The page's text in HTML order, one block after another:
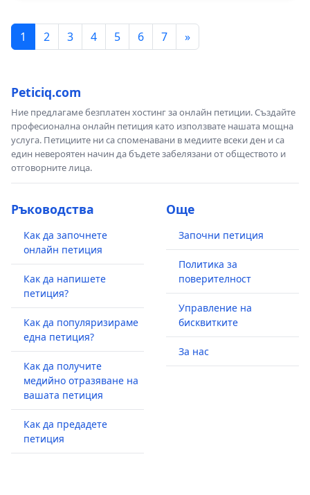
1 2 3 4 5 6 7 »
Peticiq.com
Ние предлагаме безплатен хостинг за онлайн петиции. Създайте
професионална онлайн петиция като използвате нашата мощна
услуга. Петициите ни са споменавани в медиите всеки ден и са
един невероятен начин да бъдете забелязани от обществото и
отговорните лица.
Ръководства
Как да започнете
онлайн петиция
Как да напишете
петиция?
Как да популяризираме
една петиция?
Как да получите
медийно отразяване на
вашата петиция
Как да предадете
петиция
Още
Започни петиция
Политика за
поверителност
Управление на
бисквитките
За нас